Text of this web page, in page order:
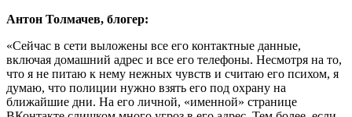
Антон Толмачев, блогер:
«Сейчас в сети выложены все его контактные данные,
включая домашний адрес и все его телефоны. Несмотря на то,
что я не питаю к нему нежных чувств и считаю его психом, я
думаю, что полиции нужно взять его под охрану на
ближайшие дни. На его личной, «именной» странице